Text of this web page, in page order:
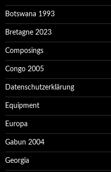
Botswana 1993
Bretagne 2023
Composings
Congo 2005
Datenschutzerklärung
Equipment
Europa
Gabun 2004
Georgia